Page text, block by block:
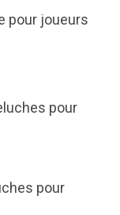
pour joueurs
pour